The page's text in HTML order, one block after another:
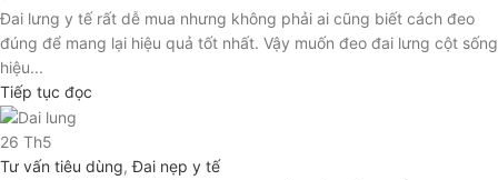
Đai lưng y tế rất dễ mua nhưng không phải ai cũng biết cách đeo
đúng để mang lại hiệu quả tốt nhất. Vậy muốn đeo đai lưng cột sống
hiệu...
Tiếp tục đọc
26 Th5
Tư vấn tiêu dùng,Đai nẹp y tế